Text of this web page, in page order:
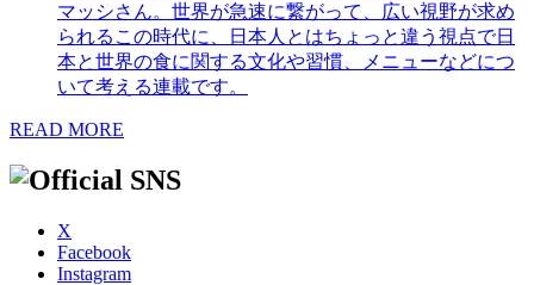
マッシさん。世界が急速に繋がって、広い視野が求め
られるこの時代に、日本人とはちょっと違う視点で日
本と世界の食に関する文化や習慣、メニューなどにつ
いて考える連載です。
READ MORE
X
Facebook
Instagram